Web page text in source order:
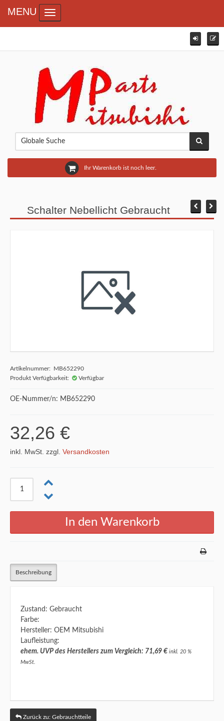
Ihr Warenkorb ist noch leer.
MENU Toggle navigation
Schalter Nebellicht Gebraucht
Artikelnummer: MB652290
Produkt Verfügbarkeit:
Verfügbar
OE-Nummer/n: MB652290
32,26 €
inkl. MwSt. zzgl. Versandkosten
Beschreibung
Zustand: Gebraucht
Farbe:
Hersteller: OEM Mitsubishi
Laufleistung:
ehem. UVP des Herstellers zum Vergleich: 71,69 € inkl. 20 %
MwSt.
Zurück zu: Gebrauchtteile